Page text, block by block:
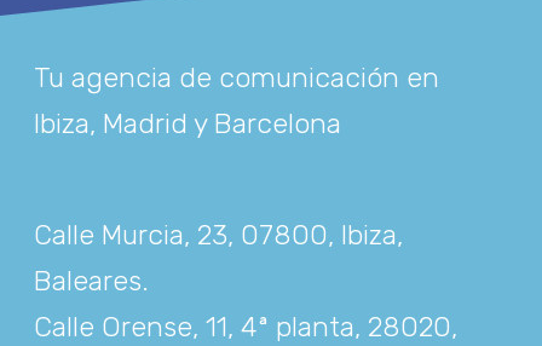
Tu agencia de comunicación en
Ibiza, Madrid y Barcelona
Calle Murcia, 23, 07800, Ibiza,
Baleares.
Calle Orense, 11, 4ª planta, 28020,